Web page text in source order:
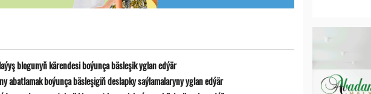
blogunyň kärendesi boýunça bäsleşik yglan edýär
abatlamak boýunça bäsleşigiň deslapky saýlamalaryny yglan edýär